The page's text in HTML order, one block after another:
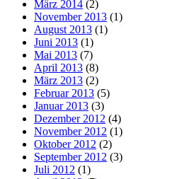
März 2014 (2)
November 2013 (1)
August 2013 (1)
Juni 2013 (1)
Mai 2013 (7)
April 2013 (8)
März 2013 (2)
Februar 2013 (5)
Januar 2013 (3)
Dezember 2012 (4)
November 2012 (1)
Oktober 2012 (2)
September 2012 (3)
Juli 2012 (1)